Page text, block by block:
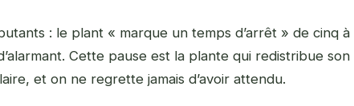
: le plant « marque un temps d’arrêt » de cinq à
Cette pause est la plante qui redistribue son
et on ne regrette jamais d’avoir attendu.